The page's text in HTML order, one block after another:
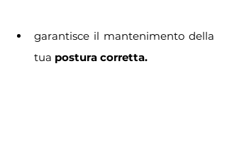
garantisce il mantenimento della
tua postura corretta.